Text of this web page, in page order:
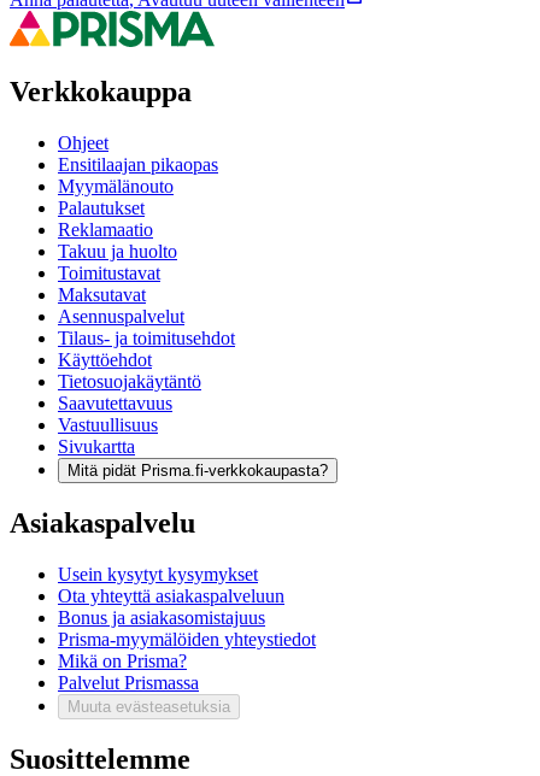
Verkkokauppa
Ohjeet
Ensitilaajan pikaopas
Myymälänouto
Palautukset
Reklamaatio
Takuu ja huolto
Toimitustavat
Maksutavat
Asennuspalvelut
Tilaus- ja toimitusehdot
Käyttöehdot
Tietosuojakäytäntö
Saavutettavuus
Vastuullisuus
Sivukartta
Mitä pidät Prisma.fi-verkkokaupasta?
Asiakaspalvelu
Usein kysytyt kysymykset
Ota yhteyttä asiakaspalveluun
Bonus ja asiakasomistajuus
Prisma-myymälöiden yhteystiedot
Mikä on Prisma?
Palvelut Prismassa
Muuta evästeasetuksia
Suosittelemme